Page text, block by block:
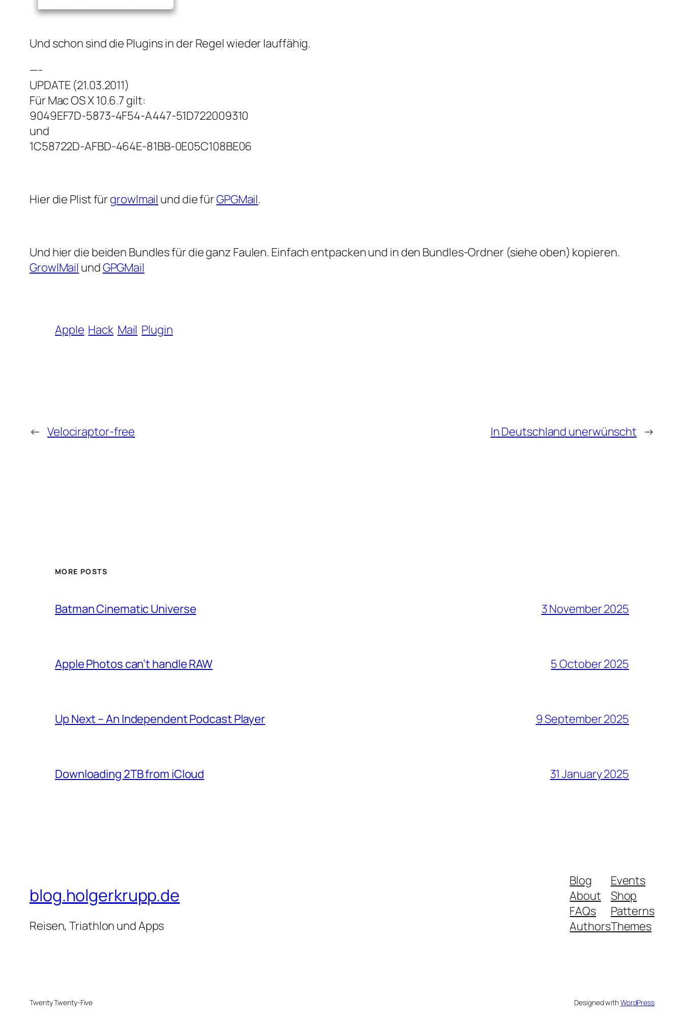
Und schon sind die Plugins in der Regel wieder lauffähig.
—-
UPDATE (21.03.2011)
Für Mac OS X 10.6.7 gilt:
9049EF7D-5873-4F54-A447-51D722009310
und
1C58722D-AFBD-464E-81BB-0E05C108BE06
Hier die Plist für growlmail und die fürGPGMail.
Und hier die beiden Bundles für die ganz Faulen. Einfach entpacken und in den Bundles-Ordner (siehe oben) kopieren.
GrowlMail undGPGMail
Apple Hack Mail Plugin
← Velociraptor-free In Deutschland unerwünscht →
MORE POSTS
Batman Cinematic Universe 3 November 2025
Apple Photos can’t handle RAW 5 October 2025
Up Next – An Independent Podcast Player 9 September 2025
Downloading 2TB from iCloud 31 January 2025
blog.holgerkrupp.de
Reisen, Triathlon und Apps
Blog
About
FAQs
Authors
Events
Shop
Patterns
Themes
Twenty Twenty-Five Designed withWordPress